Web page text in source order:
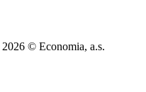
2026 © Economia, a.s.